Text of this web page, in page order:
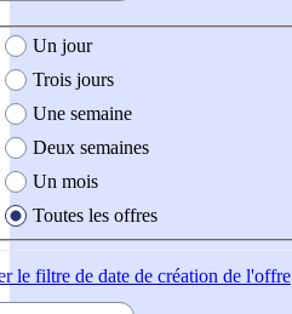
création de l'offre
Un jour
Trois jours
Une semaine
Deux semaines
Un mois
Toutes les offres
le filtre de date de création de l'offre